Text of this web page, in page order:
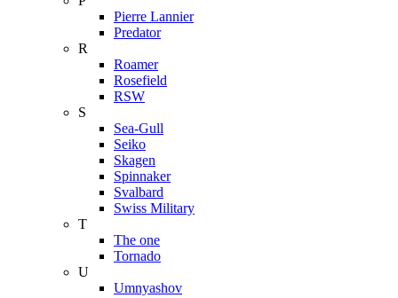
Pierre Lannier
Predator
R
Roamer
Rosefield
RSW
S
Sea-Gull
Seiko
Skagen
Spinnaker
Svalbard
Swiss Military
T
The one
Tornado
U
Umnyashov